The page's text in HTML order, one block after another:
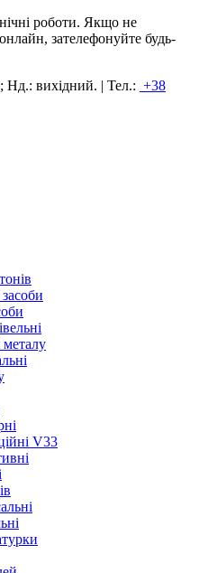
роботи. Якщо не
зателефонуйте будь-
Нд.: вихідний. | Тел.: +38
металу
V33